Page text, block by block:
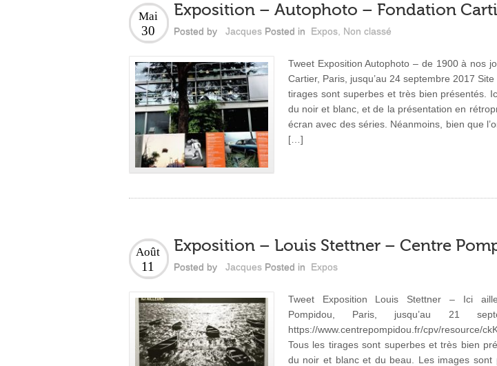
Exposition – Autophoto – Fondation
Mai
30 Posted by Jacques Posted in Expos, Non classé
Tweet Exposition Autophoto – de 1900 à nos
Cartier, Paris, jusqu’au 24 septembre 2017
tirages sont superbes et très bien présentés.
du noir et blanc, et de la présentation en
écran avec des séries. Néanmoins, bien que
[…]
Exposition – Louis Stettner – Centre
Août
11 Posted by Jacques Posted in Expos
Tweet Exposition Louis Stettner – Ici
Pompidou, Paris, jusqu’au 21
https://www.centrepompidou.fr/cpv/resource/
Tous les tirages sont superbes et très bien
du noir et blanc et du beau. Les images sont